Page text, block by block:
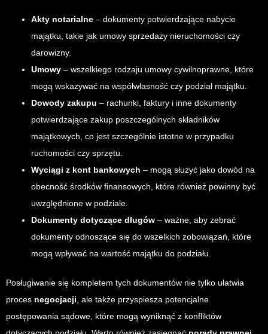
Akty notarialne – dokumenty potwierdzające nabycie
majątku, takie jak umowy sprzedaży nieruchomości czy
darowizny.
Umowy – wszelkiego rodzaju umowy cywilnoprawne, które
mogą wskazywać na współwłasność czy podział majątku.
Dowody zakupu – rachunki, faktury i inne dokumenty
potwierdzające zakup poszczególnych składników
majątkowych, co jest szczególnie istotne w przypadku
ruchomości czy sprzętu.
Wyciągi z kont bankowych – mogą służyć jako dowód na
obecność środków finansowych, które również powinny być
uwzględnione w podziale.
Dokumenty dotyczące długów – ważne, aby zebrać
dokumenty odnoszące się do wszelkich zobowiązań, które
mogą wpływać na wartość majątku do podziału.
Posługiwanie się kompletem tych dokumentów nie tylko ułatwia
proces negocjacji, ale także przyspiesza potencjalne
postępowania sądowe, które mogą wyniknąć z konfliktów